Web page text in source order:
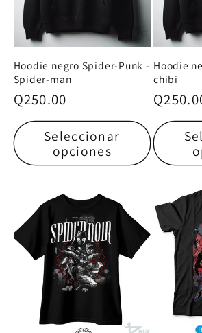
Hoodie negro Spider-Punk -
Spider-man
Precio
habitual
Q250.00
Seleccionar
opciones
Hoodie
chibi
Precio